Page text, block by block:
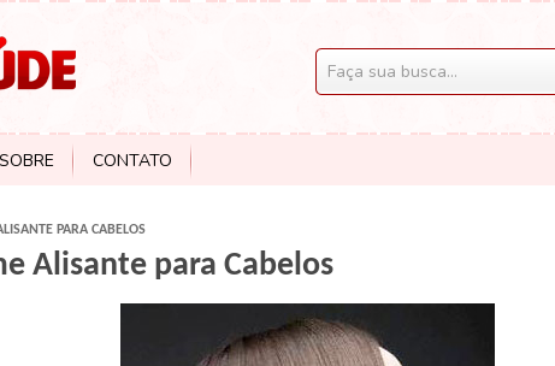
SOBRE CONTATO
PARA CABELOS
Alisante para Cabelos